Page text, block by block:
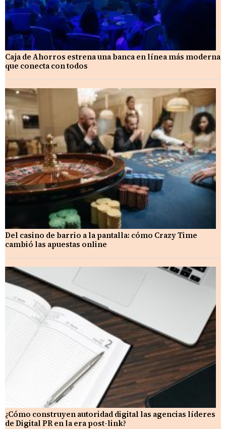
Caja de Ahorros estrena una banca en línea más moderna
que conecta con todos
Del casino de barrio a la pantalla: cómo Crazy Time
cambió las apuestas online
¿Cómo construyen autoridad digital las agencias líderes
de Digital PR en la era post-link?